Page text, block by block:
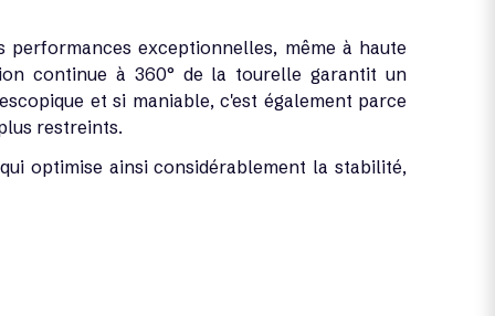
exceptionnelles, même à haute
continue à 360° de la tourelle garantit un
et si maniable, c'est également parce
restreints.
optimise ainsi considérablement la stabilité,